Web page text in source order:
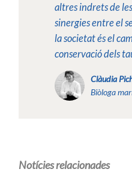
altres indrets de
sinergies entre el
la societat és el
conservació dels
Clàudia
Biòloga
Notícies relacionades